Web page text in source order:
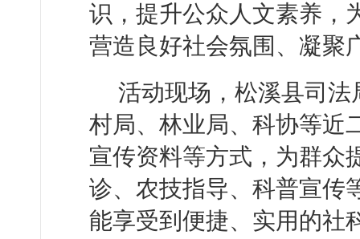
识，提升公众人文素养，
营造良好社会氛围、凝聚
活动现场，松溪县司
村局、林业局、科协等近
宣传资料等方式，为群众
诊、农技指导、科普宣传
能享受到便捷、实用的社